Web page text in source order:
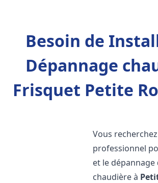
Besoin de
Dépannage
Frisquet Petite
Vous
professionnel
et le dépannage
chaudière à